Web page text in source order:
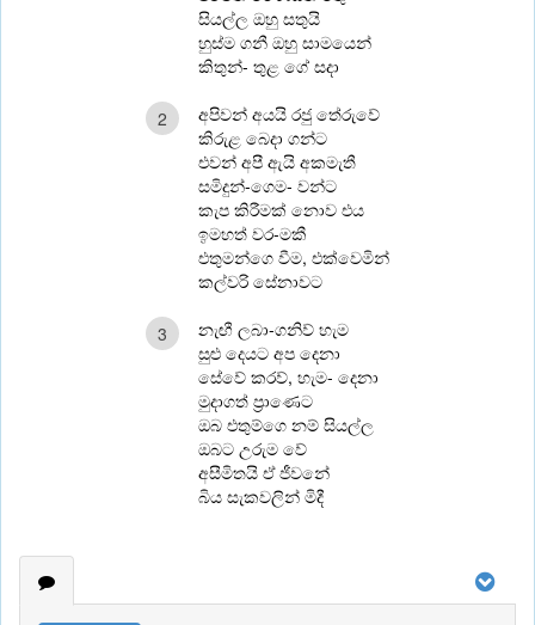
සියල්ල ඔහු සතුයි
හුස්ම ගනී ඔහු සාමයෙන්
කිතුන්- තුළ ගේ සදා
2
අපිවන් අයයි රජු තේරුවේ
කිරුළ බෙදා ගන්ට
එවන් අපී ඇයි අකමැතී
සමිදුන්-ගෙම- වන්ට
කැප කිරීමක් නොව එය
ඉමහත් වර-මකී
එතුමන්ගෙ වීම, එක්වෙමින්
කල්වරි සේනාවට
3
නැඟී ලබා-ගනිව් හැම
සුළු දෙයට අප දෙනා
‍සේවේ කරව්, හැම- දෙනා
මුදාගත් ප්‍රාණෙට
ඔබ එතුම්ගෙ නම් සියල්ල
ඔබට උරුම වේ
අසීමිතයි ඒ ජීවනේ
බිය සැකවලින් මිදී